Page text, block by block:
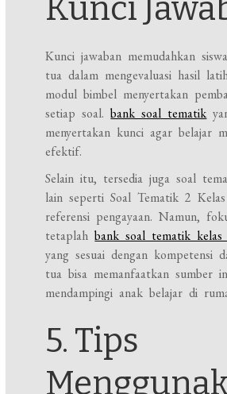
Kunci
Kunci jawaban memudahkan
tua dalam mengevaluasi hasil
modul bimbel menyertakan
setiap soal.bank soal tematik
menyertakan kunci agar belajar
efektif.
Selain itu, tersedia juga soal
lain seperti Soal Tematik 2
referensi pengayaan. Namun,
tetaplahbank soal tematik
yang sesuai dengan kompetensi
tua bisa memanfaatkan sumber
mendampingi anak belajar di
5. Tips